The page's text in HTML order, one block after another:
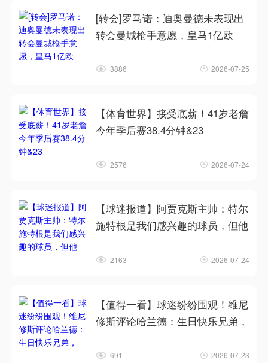
[转会]罗马诺：迪奥曼德未表现出
转会曼城枪手意愿，皇马1亿欧
3886 2026-07-25
【体育世界】接受底薪！41岁老詹
今年季后赛38.4分钟&23
2576 2026-07-24
【球迷报道】阿贾克斯主帅：特尔
施特根是我们感兴趣的球员，但他
2163 2026-07-24
【值得一看】球迷纷纷围观！维尼
修斯评论哈兰德：生日快乐兄弟，
691 2026-07-23